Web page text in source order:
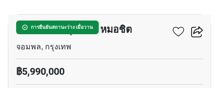
การยืนยันสถานะว่าง เมื่อวาน
เดอะ ไลน์ จตุจักร – หมอชิต
จอมพล, กรุงเทพ
฿5,990,000